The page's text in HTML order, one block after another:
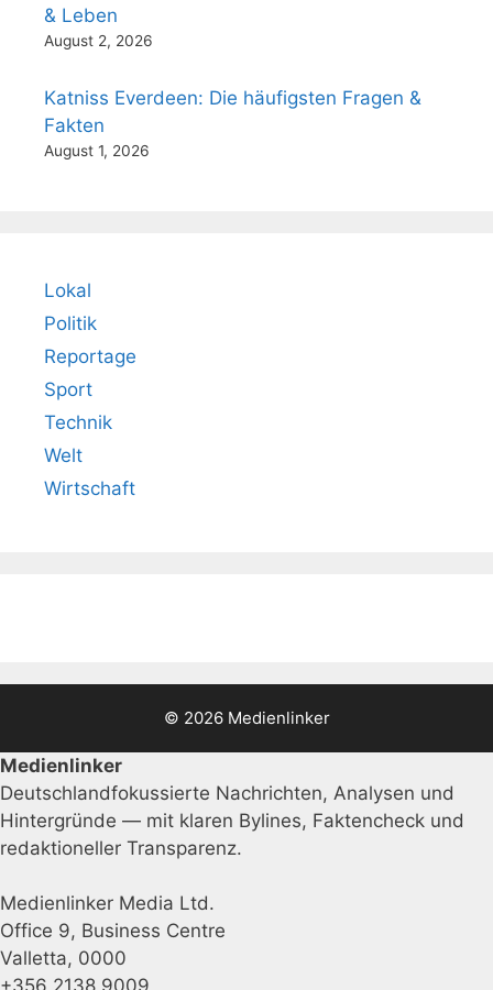
& Leben
August 2, 2026
Katniss Everdeen: Die häufigsten Fragen &
Fakten
August 1, 2026
Lokal
Politik
Reportage
Sport
Technik
Welt
Wirtschaft
© 2026 Medienlinker
Medienlinker
Deutschlandfokussierte Nachrichten, Analysen und
Hintergründe — mit klaren Bylines, Faktencheck und
redaktioneller Transparenz.
Medienlinker Media Ltd.
Office 9, Business Centre
Valletta, 0000